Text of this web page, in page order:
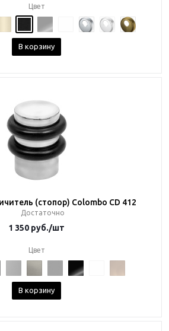
Цвет
В корзину
(стопор) Colombo CD 412
Достаточно
1 350 руб./шт
Цвет
В корзину